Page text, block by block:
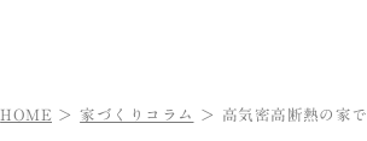
HOME 家づくりコラム 高気密高断熱の家